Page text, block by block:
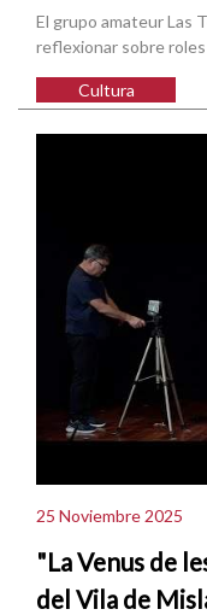
El grupo amateur Las
reflexionar sobre
Cultura
25 Noviembre 2025
"La Venus de
del Vila de